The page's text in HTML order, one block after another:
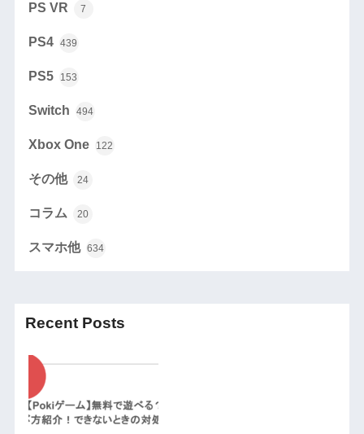
PS VR 7
PS4 439
PS5 153
Switch 494
Xbox One 122
その他 24
コラム 20
スマホ他 634
Recent Posts